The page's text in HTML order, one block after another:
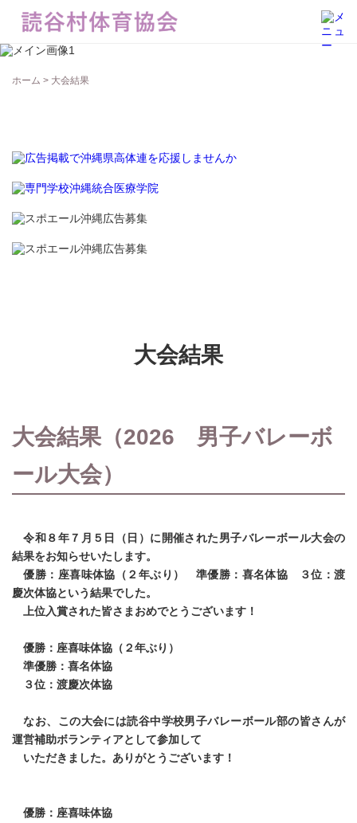
大会結果
ホーム > 大会結果
大会結果
大会結果（2026 男子バレーボ
ール大会）
令和８年７月５日（日）に開催された男子バレーボール大会の
結果をお知らせいたします。
優勝：座喜味体協（２年ぶり） 準優勝：喜名体協 ３位：渡
慶次体協という結果でした。
上位入賞された皆さまおめでとうございます！
優勝：座喜味体協（２年ぶり）
準優勝：喜名体協
３位：渡慶次体協
なお、この大会には読谷中学校男子バレーボール部の皆さんが
運営補助ボランティアとして参加して
いただきました。ありがとうございます！
優勝：座喜味体協